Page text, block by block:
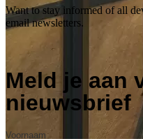
Want to stay informed of all
email newsletters.